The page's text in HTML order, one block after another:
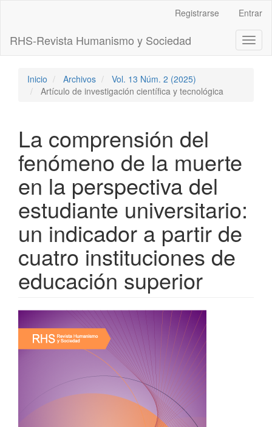
principal
Barra
Registrarse Entrar
RHS-Revista Humanismo y Sociedad
Inicio Archivos
Vol. 13 Núm. 2 (2025)
Artículo de investigación científica y tecnológica
La comprensión del
fenómeno de la muerte
en la perspectiva del
estudiante universitario:
un indicador a partir de
cuatro instituciones de
educación superior
Barra
lateral
artículo